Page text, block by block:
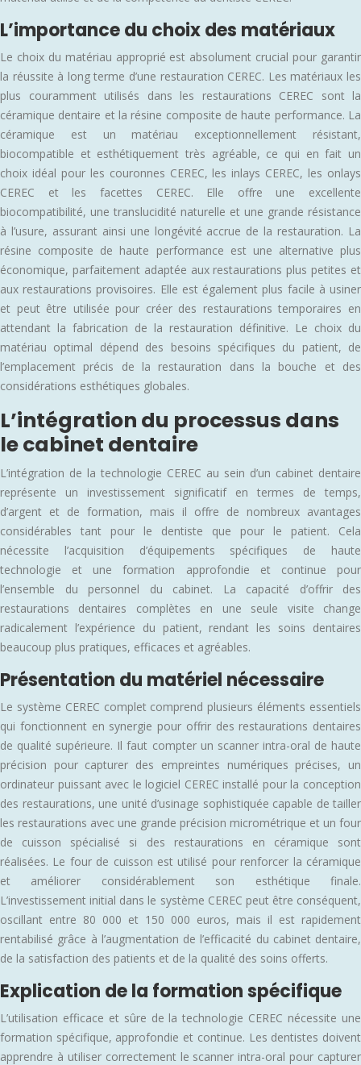
L’importance du choix des matériaux
Le choix du matériau approprié est absolument crucial pour garantir
la réussite à long terme d’une restauration CEREC. Les matériaux les
plus couramment utilisés dans les restaurations CEREC sont la
céramique dentaire et la résine composite de haute performance. La
céramique est un matériau exceptionnellement résistant,
biocompatible et esthétiquement très agréable, ce qui en fait un
choix idéal pour les couronnes CEREC, les inlays CEREC, les onlays
CEREC et les facettes CEREC. Elle offre une excellente
biocompatibilité, une translucidité naturelle et une grande résistance
à l’usure, assurant ainsi une longévité accrue de la restauration. La
résine composite de haute performance est une alternative plus
économique, parfaitement adaptée aux restaurations plus petites et
aux restaurations provisoires. Elle est également plus facile à usiner
et peut être utilisée pour créer des restaurations temporaires en
attendant la fabrication de la restauration définitive. Le choix du
matériau optimal dépend des besoins spécifiques du patient, de
l’emplacement précis de la restauration dans la bouche et des
considérations esthétiques globales.
L’intégration du processus dans
le cabinet dentaire
L’intégration de la technologie CEREC au sein d’un cabinet dentaire
représente un investissement significatif en termes de temps,
d’argent et de formation, mais il offre de nombreux avantages
considérables tant pour le dentiste que pour le patient. Cela
nécessite l’acquisition d’équipements spécifiques de haute
technologie et une formation approfondie et continue pour
l’ensemble du personnel du cabinet. La capacité d’offrir des
restaurations dentaires complètes en une seule visite change
radicalement l’expérience du patient, rendant les soins dentaires
beaucoup plus pratiques, efficaces et agréables.
Présentation du matériel nécessaire
Le système CEREC complet comprend plusieurs éléments essentiels
qui fonctionnent en synergie pour offrir des restaurations dentaires
de qualité supérieure. Il faut compter un scanner intra-oral de haute
précision pour capturer des empreintes numériques précises, un
ordinateur puissant avec le logiciel CEREC installé pour la conception
des restaurations, une unité d’usinage sophistiquée capable de tailler
les restaurations avec une grande précision micrométrique et un four
de cuisson spécialisé si des restaurations en céramique sont
réalisées. Le four de cuisson est utilisé pour renforcer la céramique
et améliorer considérablement son esthétique finale.
L’investissement initial dans le système CEREC peut être conséquent,
oscillant entre 80 000 et 150 000 euros, mais il est rapidement
rentabilisé grâce à l’augmentation de l’efficacité du cabinet dentaire,
de la satisfaction des patients et de la qualité des soins offerts.
Explication de la formation spécifique
L’utilisation efficace et sûre de la technologie CEREC nécessite une
formation spécifique, approfondie et continue. Les dentistes doivent
apprendre à utiliser correctement le scanner intra-oral pour capturer